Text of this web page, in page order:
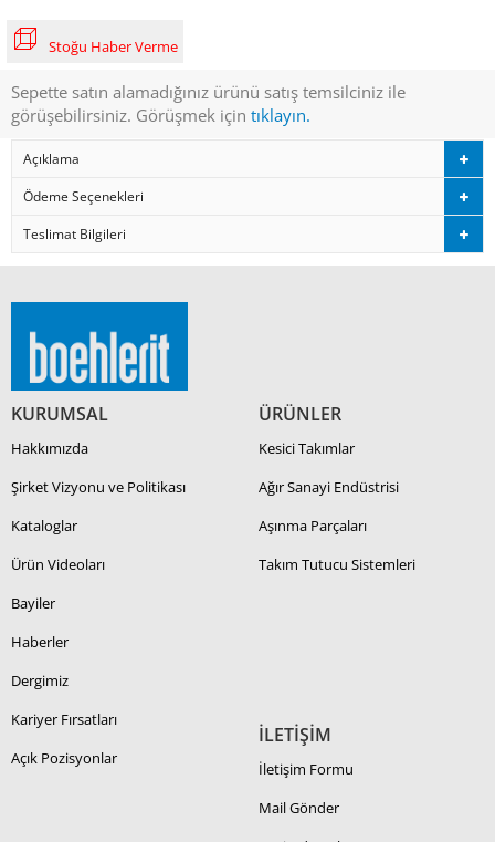
Stoğu Haber Verme
Sepette satın alamadığınız ürünü satış temsilciniz ile
görüşebilirsiniz. Görüşmek için tıklayın.
Açıklama
Ödeme Seçenekleri
Teslimat Bilgileri
KURUMSAL
Hakkımızda
Şirket Vizyonu ve Politikası
Kataloglar
Ürün Videoları
Bayiler
Haberler
Dergimiz
Kariyer Fırsatları
Açık Pozisyonlar
ÜRÜNLER
Kesici Takımlar
Ağır Sanayi Endüstrisi
Aşınma Parçaları
Takım Tutucu Sistemleri
İLETİŞİM
İletişim Formu
Mail Gönder